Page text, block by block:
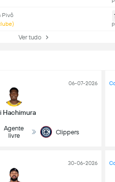
Pivô
Ver tudo
Hachimura
06-07-2026
Agente
livre
Clippers
30-06-2026